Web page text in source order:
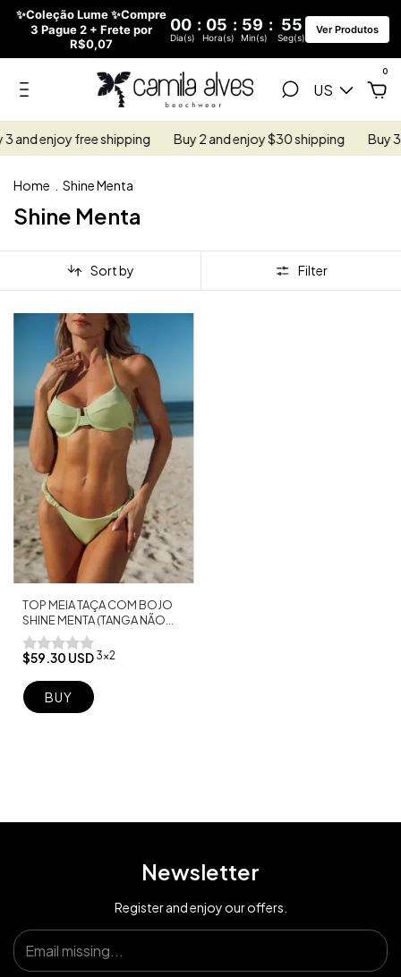
✨Coleção Lume ✨Compre
3 Pague 2 + Frete por
R$0,07
00 : 05 : 59 : 55
Dia(s) Hora(s) Min(s) Seg(s)
Ver Produtos
US
0
and enjoy free shipping Buy 2 and enjoy $30 shipping Buy
Home Shine Menta
Shine Menta
Sort by Filter
TOP MEIA TAÇA COM BOJO
SHINE MENTA (TANGA NÃO
INCLUSA)
$59.30 USD 3x2
BUY
Newsletter
Register and enjoy our offers.